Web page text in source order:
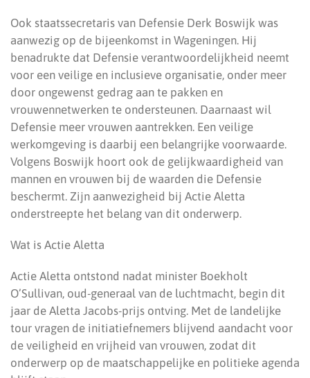
Ook staatssecretaris van Defensie Derk Boswijk was
aanwezig op de bijeenkomst in Wageningen. Hij
benadrukte dat Defensie verantwoordelijkheid neemt
voor een veilige en inclusieve organisatie, onder meer
door ongewenst gedrag aan te pakken en
vrouwennetwerken te ondersteunen. Daarnaast wil
Defensie meer vrouwen aantrekken. Een veilige
werkomgeving is daarbij een belangrijke voorwaarde.
Volgens Boswijk hoort ook de gelijkwaardigheid van
mannen en vrouwen bij de waarden die Defensie
beschermt. Zijn aanwezigheid bij Actie Aletta
onderstreepte het belang van dit onderwerp.
Wat is Actie Aletta
Actie Aletta ontstond nadat minister Boekholt
O’Sullivan, oud-generaal van de luchtmacht, begin dit
jaar de Aletta Jacobs-prijs ontving. Met de landelijke
tour vragen de initiatiefnemers blijvend aandacht voor
de veiligheid en vrijheid van vrouwen, zodat dit
onderwerp op de maatschappelijke en politieke agenda